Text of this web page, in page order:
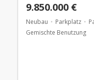
9.850.000 €
Neubau Parkplatz
Gemischte Benutzung